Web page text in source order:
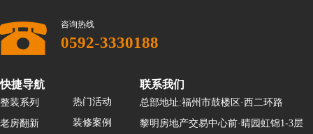
咨询热线
0592-3330188
快捷导航
整装系列
老房翻新
热门活动
装修案例
联系我们
总部地址:福州市鼓楼区·西二环路
黎明房地产交易中心前·晴园虹锦1-3层